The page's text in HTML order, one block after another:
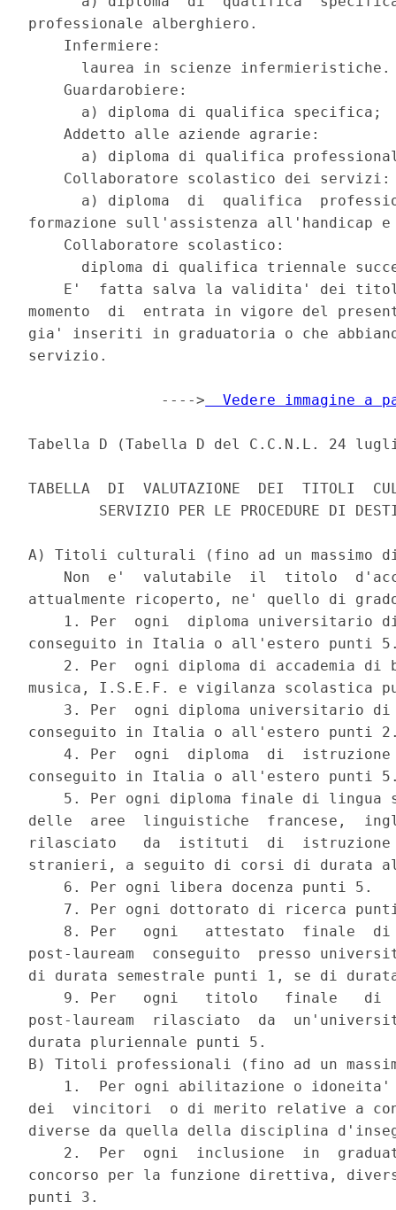
professionale alberghiero.
    Infermiere:
      laurea in scienze infermieristiche.
    Guardarobiere:
      a) diploma di qualifica specifica;
    Addetto alle aziende agrarie:
a) diploma di qualifica
    Collaboratore scolastico dei servizi:
a) diploma  di  qualifica
formazione sull'assistenza all'handicap
    Collaboratore scolastico:
diploma di qualifica triennale
E'  fatta salva la validita' dei
momento  di  entrata in vigore del
gia' inseriti in graduatoria o che abbiano
servizio.
               ---->
Vedere immagine a